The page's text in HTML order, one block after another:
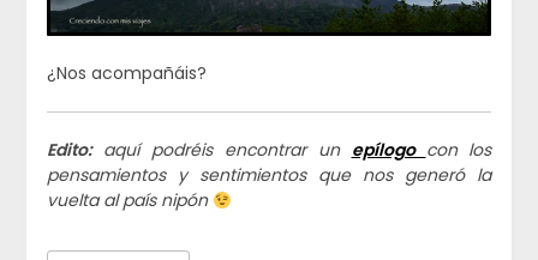
¿Nos acompañáis?
Edito: aquí podréis encontrar un epílogo con los
pensamientos y sentimientos que nos generó la
vuelta al país nipón